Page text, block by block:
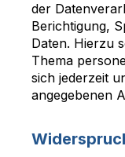
der
Berichtigung,
Daten. Hierzu
Thema
sich jederzeit
angegebenen